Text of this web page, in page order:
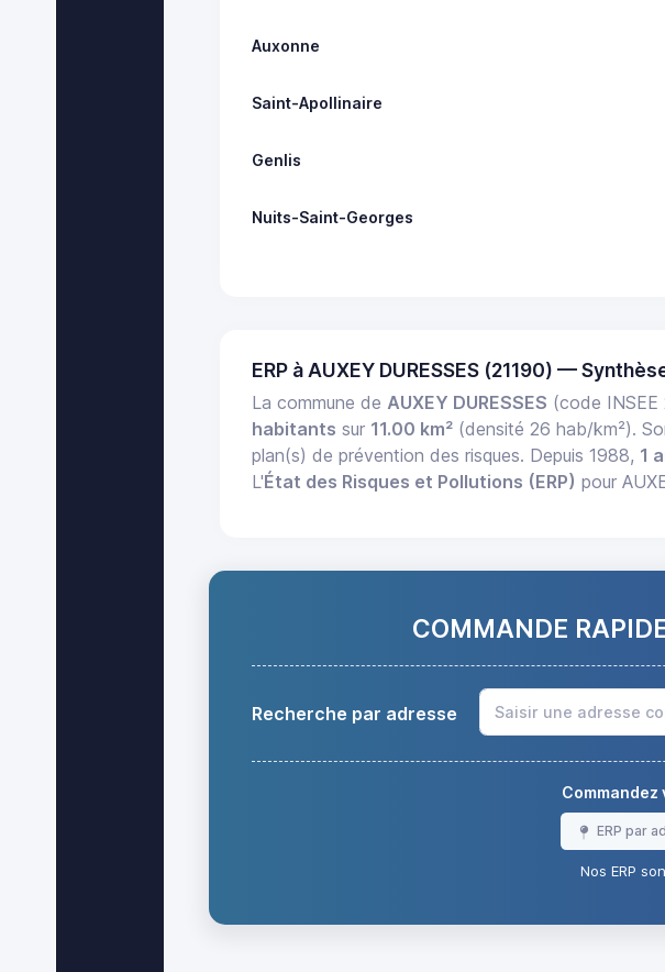
Auxonne
Saint-Apollinaire
Genlis
Nuits-Saint-Georges
ERP à AUXEY DURESSES (21190) —
La commune de AUXEY DURESSES (code
habitants sur 11.00 km² (densité 26 hab/km²).
plan(s) de prévention des risques. Depuis 1988, 1
L'État des Risques et Pollutions (ERP) pour
COMMANDE
Recherche par adresse
ERP par
Nos ERP